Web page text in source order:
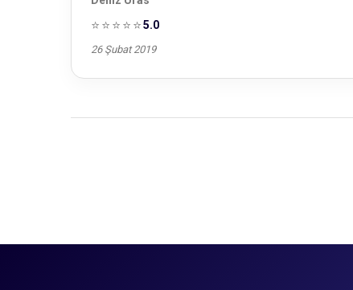
⭐⭐⭐⭐⭐5.0
26 Şubat 2019